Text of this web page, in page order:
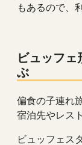
もあるので、
ビュッフ
ぶ
偏食の子連れ
宿泊先やレス
ビュッフェス